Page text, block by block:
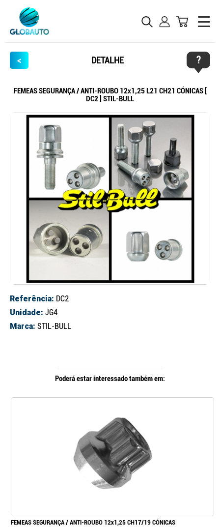
< DETALHE ?
FEMEAS SEGURANÇA / ANTI-ROUBO 12x1,25 L21 CH21 CÓNICAS [
DC2 ] STIL-BULL
Referência: DC2
Unidade: JG4
Marca: STIL-BULL
Poderá estar interessado também em:
FEMEAS SEGURANÇA / ANTI-ROUBO 12x1,25 CH17/19 CÓNICAS